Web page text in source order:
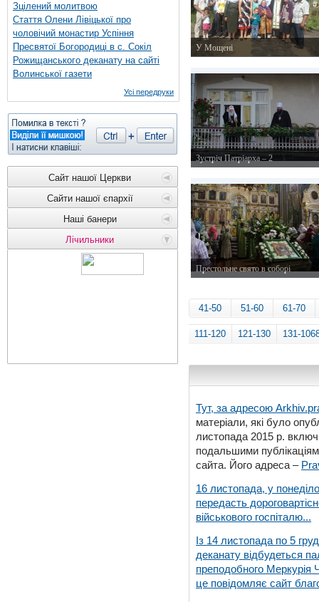
Зцілений молитвою
Стаття Олени Лівіцької про
чоловічий монастир Успіння
Пресвятої Богородиці в с. Сокіл
Рожищанського деканату на сайті
Волинської газети
Усі передруки
Сайт нашої Церкви
Сайти нашої єпархії
Наші банери
Лічильники
У Мощені
Зустріч Патріарха – 2
Престольне свято в соборі
41-50 51-60 61-70
111-120 121-130 131-
Тут, за адресою
матеріали, які було
листопада 2015 р.
подальшими
сайта. Його адреса –
16 листопада, у
передасть
військового госпіталю...
Із 14 листопада по 5
деканату відбудеться
преподобного Меркурія
це повідомляє сайт